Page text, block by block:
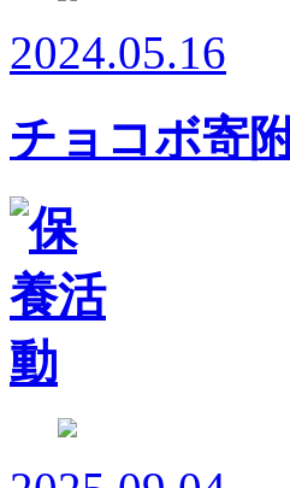
2024.05.16
チョコボ寄